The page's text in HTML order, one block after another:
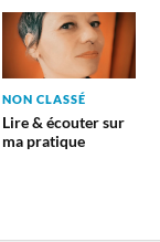
NON CLASSÉ
Lire & écouter sur
ma pratique